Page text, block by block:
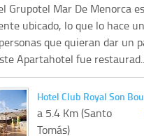
Grupotel Mar De Menorca
ubicado, lo que lo hace
que quieran dar un
Apartahotel fue
Hotel Club Royal Son Bou
a 5.4 Km (Santo
Tomás)